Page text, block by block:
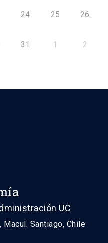
24 25 26
31 1 2
UC
Macul. Santiago, Chile